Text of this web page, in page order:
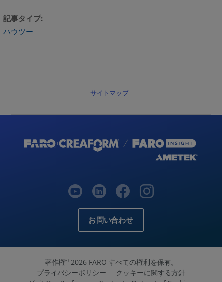
記事タイプ
ハウツー
サイトマップ
お問い合わせ
著作権©2026 FARO すべての権利を保有。
プライバシーポリシー
クッキーに関する方針